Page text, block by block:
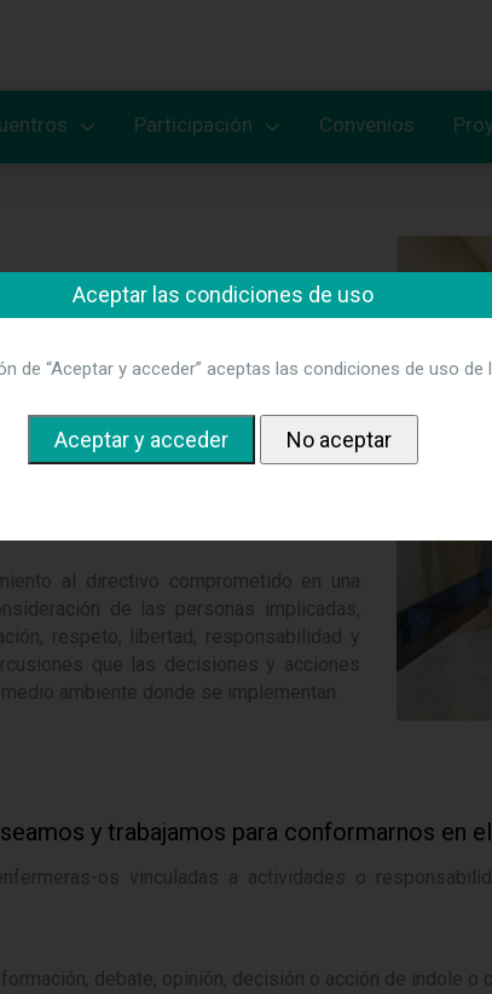
Participación Convenios
clave e indiscutibleque debe y
del presente y del futuro.
y mantener un foro plural de
sanitario y social.Conformamos un
os que ejercen funciones directivas
cuidados o que están interesadas en el
al directivo comprometido en una
de las personas implicadas,
respeto, libertad, responsabilidad y
que las decisiones y acciones
ambiente donde se implementan.
y trabajamos para conformarnos en
os vinculadas a actividades o
debate, opinión, decisión o acción de índole
Aceptar las condiciones de uso
de “Aceptar y acceder” aceptas las condiciones de uso de